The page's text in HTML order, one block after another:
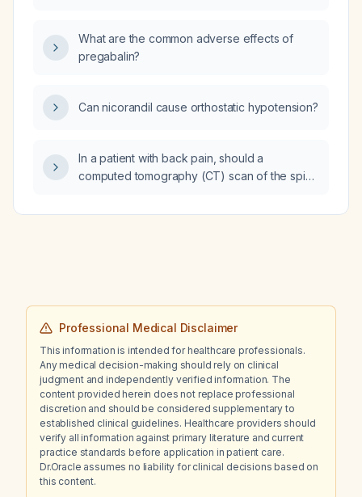
What are the common adverse effects of
pregabalin?
Can nicorandil cause orthostatic hypotension?
In a patient with back pain, should a
computed tomography (CT) scan of the spine
contrast?
Professional Medical Disclaimer
This information is intended for healthcare professionals.
Any medical decision-making should rely on clinical
judgment and independently verified information. The
content provided herein does not replace professional
discretion and should be considered supplementary to
established clinical guidelines. Healthcare providers should
verify all information against primary literature and current
practice standards before application in patient care.
Dr.Oracle assumes no liability for clinical decisions based on
this content.